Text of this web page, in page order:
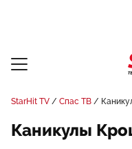
StarHit TV Спас ТВ
Каникулы